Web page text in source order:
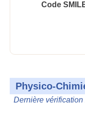
Code
Physico-
Dernière